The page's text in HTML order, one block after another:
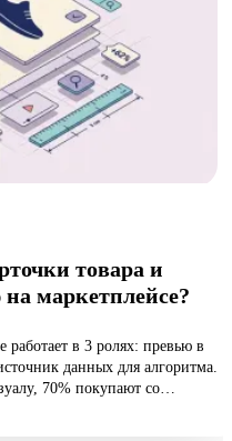
товара и
маркетплейсе?
работает в 3 ролях: превью в
данных для алгоритма.
70% покупают со